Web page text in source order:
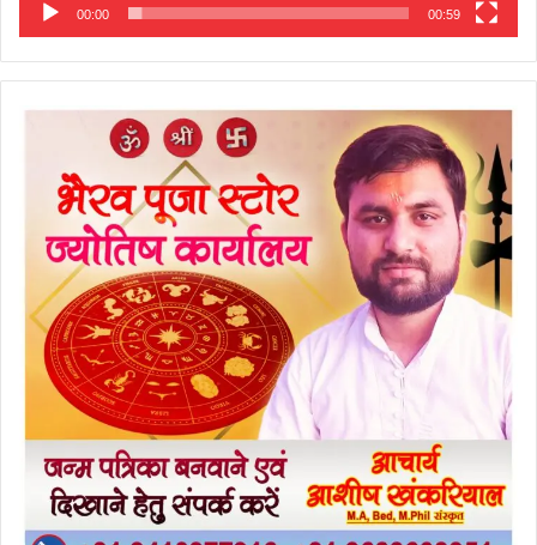
00:00 00:59